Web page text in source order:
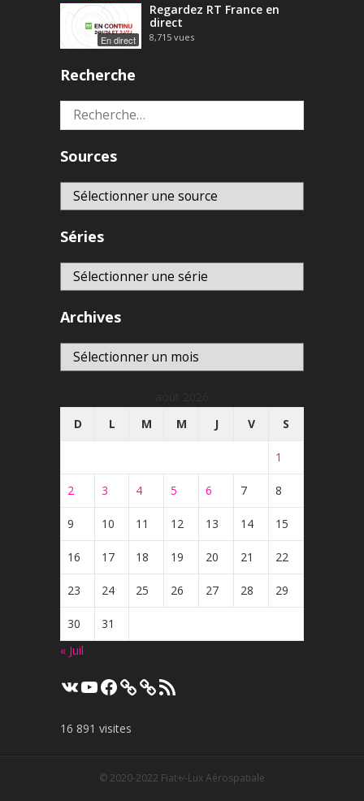
En direct
Regardez RT France en
direct
8,715 vues
Recherche
Rechercher :
Sources
Séries
Archives
Archives
D
L M M J V S
1
2 3 4 5 6 7 8
9 10 11 12 13 14 15
16 17 18 19 20 21 22
23 24 25 26 27 28 29
30
31
« Juil
VK YouTube
Facebook Flux
RSS
16 891 visites
© 2020-2022 Fiat+⁄-Lux Aérospatiale